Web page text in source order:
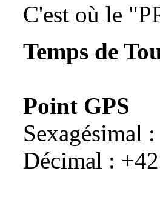
C'est où le
Temps de
Point GPS
Sexagésimal
Décimal :